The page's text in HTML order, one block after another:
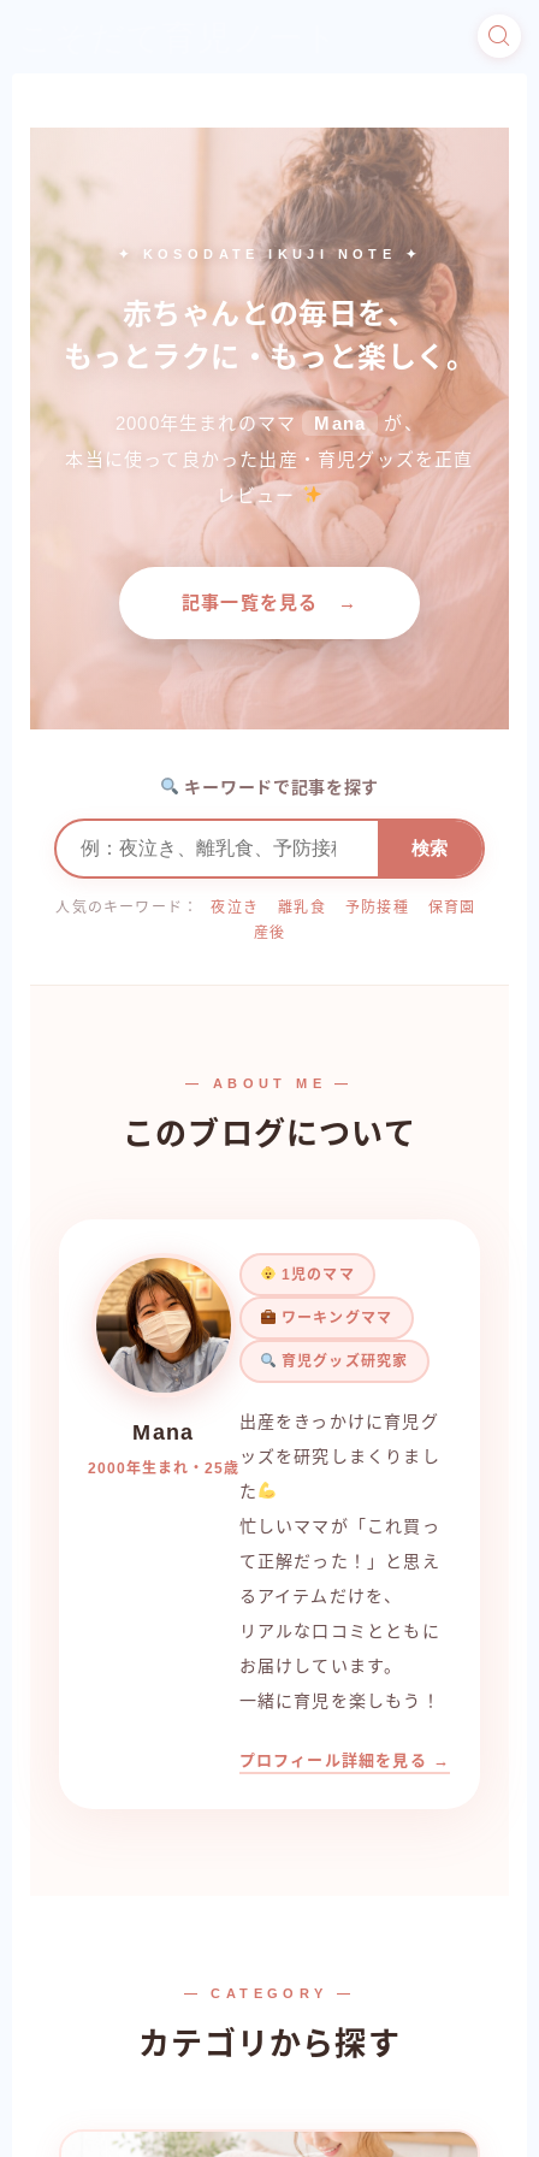
✦ KOSODATE IKUJI NOTE ✦
赤ちゃんとの毎日を、
もっとラクに・もっと楽しく。
2000年生まれのママ Mana
が、
本当に使って良かった出産・育児グッズを正直
レビュー
記事一覧を見る →
キーワードで記事を探す
検索
人気のキーワード： 夜泣き 離乳食 予防接種
保育園
産後
— ABOUT ME —
このブログについて
Mana
2000年生まれ・25歳
1児のママ
ワーキングママ
育児グッズ研究家
出産をきっかけに育児グ
ッズを研究しまくりまし
た
忙しいママが「これ買っ
て正解だった！」と思え
るアイテムだけを、
リアルな口コミとともに
お届けしています。
一緒に育児を楽しもう！
プロフィール詳細を見る →
— CATEGORY —
カテゴリから探す